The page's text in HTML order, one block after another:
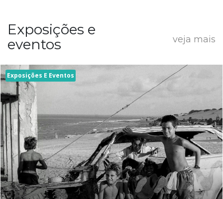
Exposições e
eventos
veja mais
Exposições E Eventos